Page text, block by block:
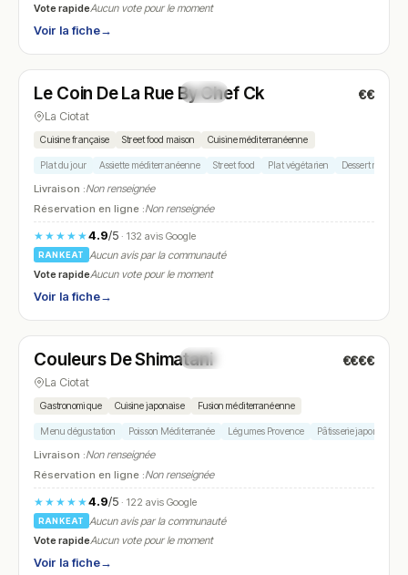
Vote rapideAucun vote pour le moment
Voir la fiche→
N° 6
Le Coin De La Rue By Chef Ck €€
La Ciotat
Cuisine française Street food maison Cuisine méditerranéenne
Plat du jour Assiette méditerranéenne Street food Plat végétarien Dessert maison
Livraison :Non renseignée
Réservation en ligne :Non renseignée
★★★★★4.9/5· 132 avis Google
RANKEAT
Aucun avis par la communauté
Vote rapideAucun vote pour le moment
Voir la fiche→
N° 7
Couleurs De Shimatani €€€€
La Ciotat
Gastronomique Cuisine japonaise Fusion méditerranéenne
Menu dégustation Poisson Méditerranée Légumes Provence Pâtisserie japonaise
Livraison :Non renseignée
Réservation en ligne :Non renseignée
★★★★★4.9/5· 122 avis Google
RANKEAT
Aucun avis par la communauté
Vote rapideAucun vote pour le moment
Voir la fiche→